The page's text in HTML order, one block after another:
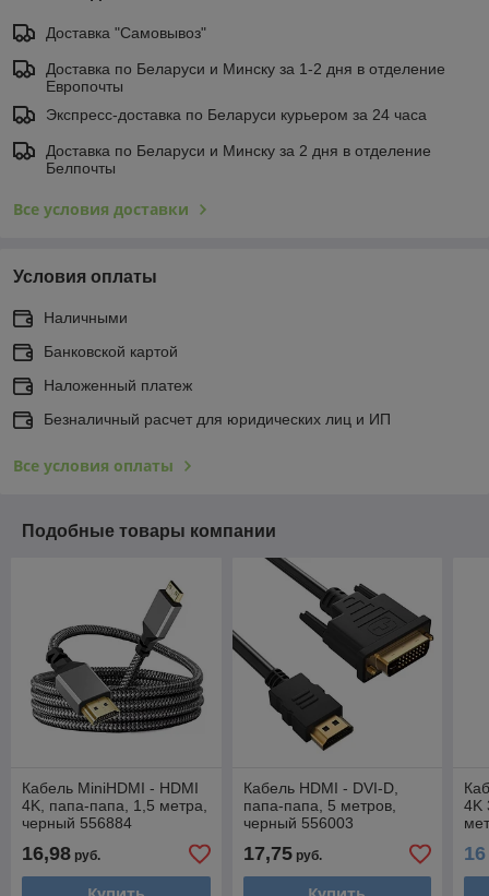
Доставка "Самовывоз"
Доставка по Беларуси и Минску за 1-2 дня в отделение
Европочты
Экспресс-доставка по Беларуси курьером за 24 часа
Доставка по Беларуси и Минску за 2 дня в отделение
Белпочты
Все условия доставки
Условия оплаты
Наличными
Банковской картой
Наложенный платеж
Безналичный расчет для юридических лиц и ИП
Все условия оплаты
Подобные товары компании
Кабель MiniHDMI - HDMI
4K, папа-папа, 1,5 метра,
черный 556884
16,98 руб.
Кабель HDMI - DVI-D,
папа-папа, 5 метров,
черный 556003
17,75руб.
4K
16